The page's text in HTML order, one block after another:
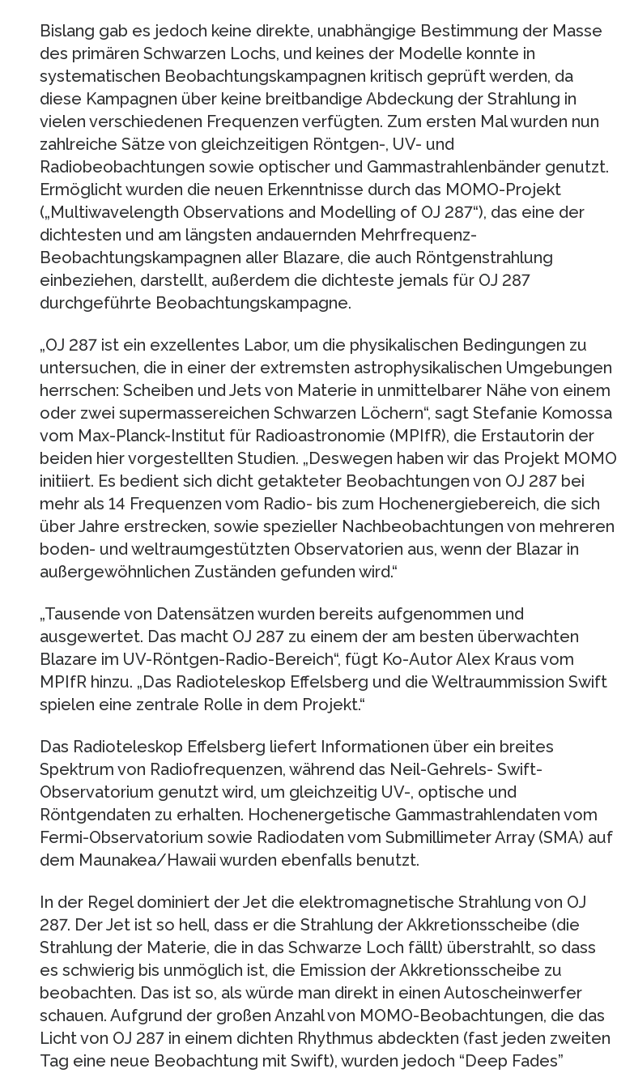
Bislang gab es jedoch keine direkte, unabhängige Bestimmung der Masse
des primären Schwarzen Lochs, und keines der Modelle konnte in
systematischen Beobachtungskampagnen kritisch geprüft werden, da
diese Kampagnen über keine breitbandige Abdeckung der Strahlung in
vielen verschiedenen Frequenzen verfügten. Zum ersten Mal wurden nun
zahlreiche Sätze von gleichzeitigen Röntgen-, UV- und
Radiobeobachtungen sowie optischer und Gammastrahlenbänder genutzt.
Ermöglicht wurden die neuen Erkenntnisse durch das MOMO-Projekt
(„Multiwavelength Observations and Modelling of OJ 287“), das eine der
dichtesten und am längsten andauernden Mehrfrequenz-
Beobachtungskampagnen aller Blazare, die auch Röntgenstrahlung
einbeziehen, darstellt, außerdem die dichteste jemals für OJ 287
durchgeführte Beobachtungskampagne.
„OJ 287 ist ein exzellentes Labor, um die physikalischen Bedingungen zu
untersuchen, die in einer der extremsten astrophysikalischen Umgebungen
herrschen: Scheiben und Jets von Materie in unmittelbarer Nähe von einem
oder zwei supermassereichen Schwarzen Löchern“, sagt Stefanie Komossa
vom Max-Planck-Institut für Radioastronomie (MPIfR), die Erstautorin der
beiden hier vorgestellten Studien. „Deswegen haben wir das Projekt MOMO
initiiert. Es bedient sich dicht getakteter Beobachtungen von OJ 287 bei
mehr als 14 Frequenzen vom Radio- bis zum Hochenergiebereich, die sich
über Jahre erstrecken, sowie spezieller Nachbeobachtungen von mehreren
boden- und weltraumgestützten Observatorien aus, wenn der Blazar in
außergewöhnlichen Zuständen gefunden wird.“
„Tausende von Datensätzen wurden bereits aufgenommen und
ausgewertet. Das macht OJ 287 zu einem der am besten überwachten
Blazare im UV-Röntgen-Radio-Bereich“, fügt Ko-Autor Alex Kraus vom
MPIfR hinzu. „Das Radioteleskop Effelsberg und die Weltraummission Swift
spielen eine zentrale Rolle in dem Projekt.“
Das Radioteleskop Effelsberg liefert Informationen über ein breites
Spektrum von Radiofrequenzen, während das Neil-Gehrels- Swift-
Observatorium genutzt wird, um gleichzeitig UV-, optische und
Röntgendaten zu erhalten. Hochenergetische Gammastrahlendaten vom
Fermi-Observatorium sowie Radiodaten vom Submillimeter Array (SMA) auf
dem Maunakea/Hawaii wurden ebenfalls benutzt.
In der Regel dominiert der Jet die elektromagnetische Strahlung von OJ
287. Der Jet ist so hell, dass er die Strahlung der Akkretionsscheibe (die
Strahlung der Materie, die in das Schwarze Loch fällt) überstrahlt, so dass
es schwierig bis unmöglich ist, die Emission der Akkretionsscheibe zu
beobachten. Das ist so, als würde man direkt in einen Autoscheinwerfer
schauen. Aufgrund der großen Anzahl von MOMO-Beobachtungen, die das
Licht von OJ 287 in einem dichten Rhythmus abdeckten (fast jeden zweiten
Tag eine neue Beobachtung mit Swift), wurden jedoch “Deep Fades”